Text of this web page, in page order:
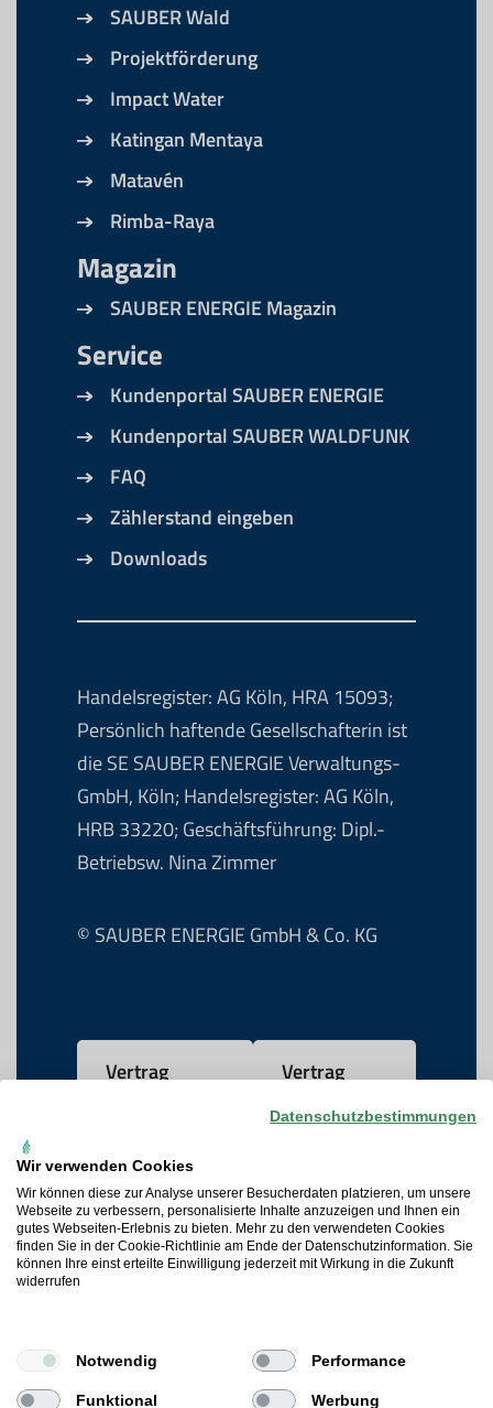
SAUBER Wald
Projektförderung
Impact Water
Katingan Mentaya
Matavén
Rimba-Raya
Magazin
SAUBER ENERGIE Magazin
Service
Kundenportal SAUBER ENERGIE
Kundenportal SAUBER WALDFUNK
FAQ
Zählerstand eingeben
Downloads
Handelsregister: AG Köln, HRA 15093;
Persönlich haftende Gesellschafterin ist
die SE SAUBER ENERGIE Verwaltungs-
GmbH, Köln; Handelsregister: AG Köln,
HRB 33220; Geschäftsführung: Dipl.-
Betriebsw. Nina Zimmer
© SAUBER ENERGIE GmbH & Co. KG
Vertrag
Vertrag
kündigen
AGB
Datenschutz
Impressum
Datenschutzbestimmungen
Wir verwenden Cookies
Wir können diese zur Analyse unserer Besucherdaten platzieren, um unsere
Webseite zu verbessern, personalisierte Inhalte anzuzeigen und Ihnen ein
gutes Webseiten-Erlebnis zu bieten. Mehr zu den verwendeten Cookies
finden Sie in der Cookie-Richtlinie am Ende der Datenschutzinformation. Sie
können Ihre einst erteilte Einwilligung jederzeit mit Wirkung in die Zukunft
widerrufen
Notwendig Performance
Funktional Werbung